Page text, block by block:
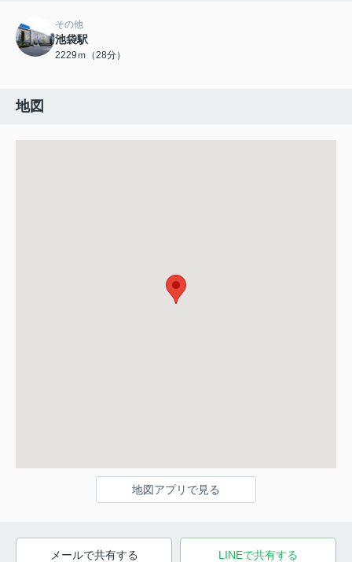
その他
池袋駅
2229ｍ（28分）
地図
地図アプリで見る
メールで共有する LINEで共有する